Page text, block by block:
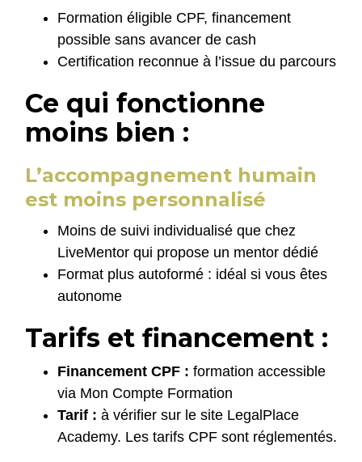
Formation éligible CPF, financement
possible sans avancer de cash
Certification reconnue à l’issue du parcours
Ce qui fonctionne
moins bien :
L’accompagnement humain
est moins personnalisé
Moins de suivi individualisé que chez
LiveMentor qui propose un mentor dédié
Format plus autoformé : idéal si vous êtes
autonome
Tarifs et financement :
Financement CPF : formation accessible
via Mon Compte Formation
Tarif : à vérifier sur le site LegalPlace
Academy. Les tarifs CPF sont réglementés.